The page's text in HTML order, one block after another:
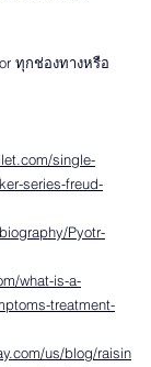
ทุกช่องทางหรือ
single-
series-freud-
Pyotr-
what-is-a-
treatment-
us/blog/raisin